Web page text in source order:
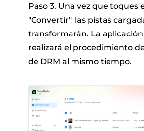
Paso 3. Una vez que toques
"Convertir", las pistas
transformarán. La
realizará el procedimiento
de DRM al mismo tiempo.